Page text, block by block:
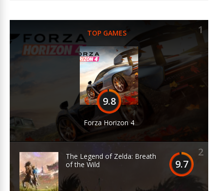
TOP GAMES 1
9.8
Forza Horizon 4
2
9.7
The Legend of Zelda: Breath
of the Wild